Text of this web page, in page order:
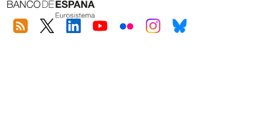
RSS TwitterLinkedin
YoutubeFlickrInstagram
Bluesky